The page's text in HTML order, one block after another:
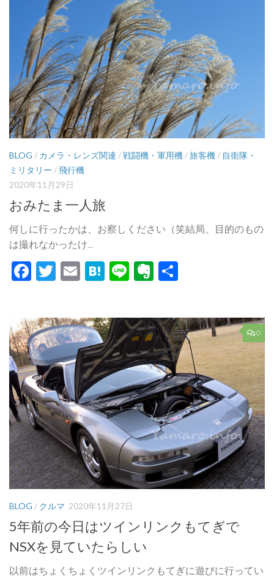
BLOG / カメラ・レンズ関連 /戦闘機・軍用機 /旅客機 / 自衛隊・
ミリタリー /飛行機
2020年11月29日
おみたま一人旅
何しに行ったかは、お察しください（笑結局、目的のもの
は撮れなかったけ...
Facebook
Twitter
EmailHatena
LineEvernote
0
BLOG / クルマ 2020年11月27日
5年前の今日はツインリンクもてぎで
NSXを見ていたらしい
以前はちょくちょくツインリンクもてぎに遊びに行ってい